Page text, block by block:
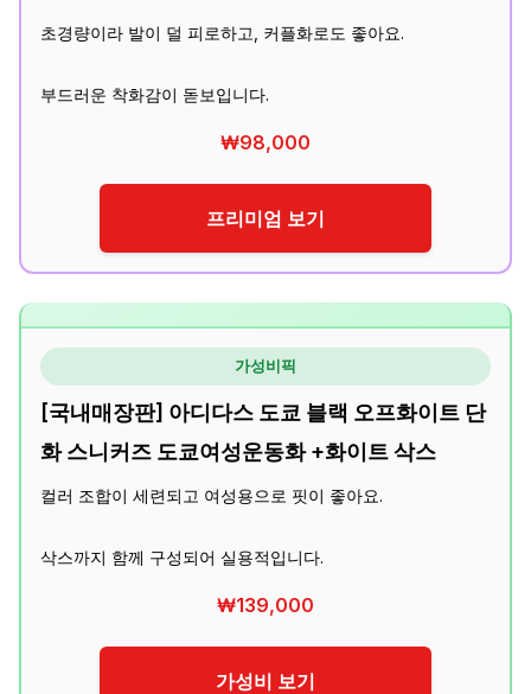
초경량이라 발이 덜 피로하고, 커플화로도 좋아요.
부드러운 착화감이 돋보입니다.
₩98,000
프리미엄 보기
가성비픽
[국내매장판] 아디다스 도쿄 블랙 오프화이트 단
화 스니커즈 도쿄여성운동화 +화이트 삭스
컬러 조합이 세련되고 여성용으로 핏이 좋아요.
삭스까지 함께 구성되어 실용적입니다.
₩139,000
가성비 보기